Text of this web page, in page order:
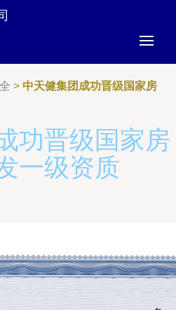
> 中天健集团成功晋级国家房
功晋级国家房
一级资质